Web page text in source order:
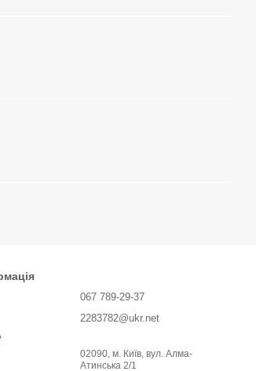
067 789-29-37
2283782@ukr.net
02090, м. Київ, вул. Алма-
Атинська 2/1